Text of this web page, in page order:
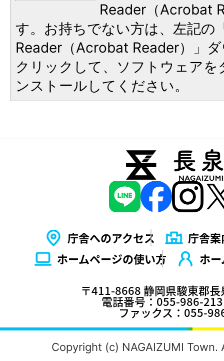
Reader（Acrobat
す。お持ちでない方は、左記の
Reader（Acrobat Reader）」
クリックして、ソフトウェア
ンストールしてください。
庁舎へのアクセス
庁舎案
ホームページの使い⽅
ホ
〒411-8668 静岡県駿東郡
電話番号：055-986-
ファックス：055-
Copyright (c) NAGAIZUMI Town.